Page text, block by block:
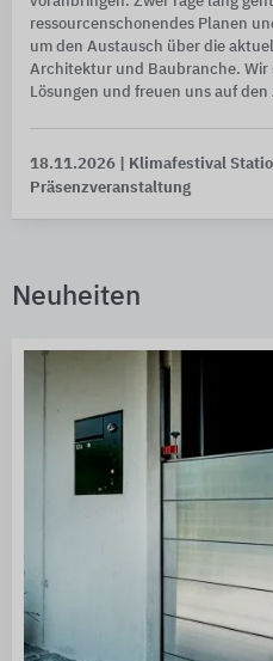
ressourcenschonendes Planen
um den Austausch über die
Architektur und Baubranche. Wir
Lösungen und freuen uns auf den
18.11.2026 | Klimafestival
Präsenzveranstaltung
Neuheiten